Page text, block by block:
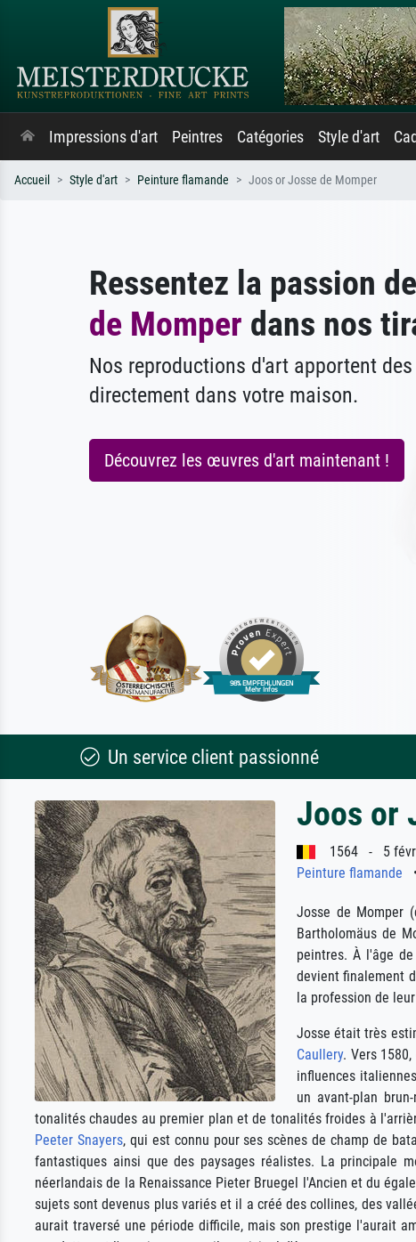
Impressions d'art Peintres Catégories Style d'art
Accueil Style d'art Peinture flamande Joos or Josse de Momper
Ressentez la passion de
de Momper dans nos
Nos reproductions d'art apportent
directement dans votre maison.
Découvrez les œuvres d'art maintenant !
Un service client passionné
Joos or
1564 - 5
Peinture flamande
Josse de Momper
Bartholomäus de
peintres. À l'âge
devient finalement
la profession de
Josse était très
Caullery. Vers
influences
un avant-plan
tonalités chaudes au premier plan et de tonalités froides à
Peeter Snayers, qui est connu pour ses scènes de champ de
fantastiques ainsi que des paysages réalistes. La principale
néerlandais de la Renaissance Pieter Bruegel l'Ancien et du
sujets sont devenus plus variés et il a créé des collines, des
aurait traversé une période difficile, mais son prestige l'aurait